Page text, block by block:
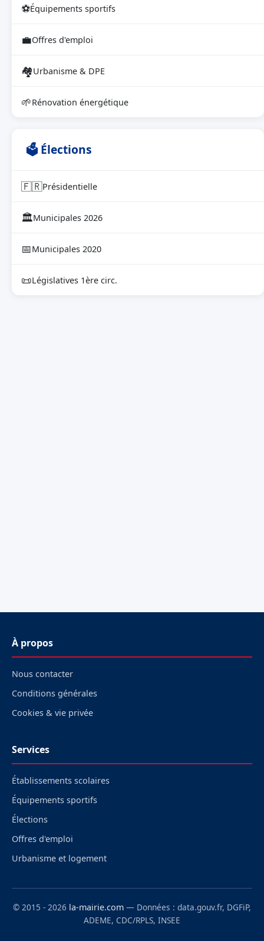
⚽Équipements sportifs
💼Offres d'emploi
🏘Urbanisme & DPE
🌱Rénovation énergétique
🗳 Élections
🇫🇷Présidentielle
🏛Municipales 2026
📅Municipales 2020
📜Législatives 1ère circ.
À propos
Nous contacter
Conditions générales
Cookies & vie privée
Services
Établissements scolaires
Équipements sportifs
Élections
Offres d'emploi
Urbanisme et logement
© 2015 - 2026 la-mairie.com — Données : data.gouv.fr, DGFiP,
ADEME, CDC/RPLS, INSEE